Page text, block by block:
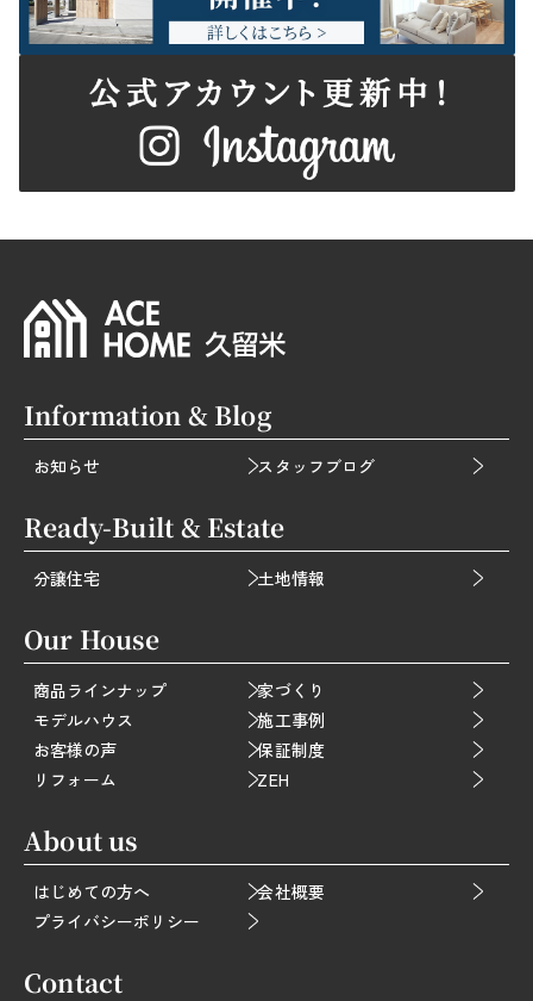
Information & Blog
お知らせ スタッフブログ
Ready-Built & Estate
分譲住宅 土地情報
Contact
Our House
商品ラインナップ
家づくり
モデルハウス
施工事例
お客様の声
保証制度
リフォーム
ZEH
About us
はじめての方へ
会社概要
プライバシーポリシー